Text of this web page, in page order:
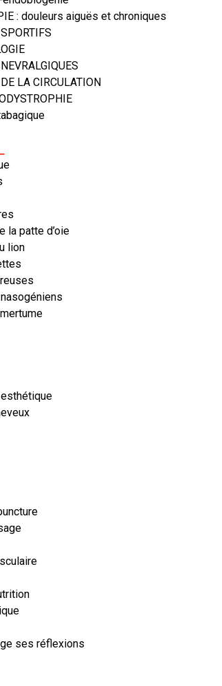
: douleurs aiguës et chroniques
LA CIRCULATION
la patte d’oie
lion
ses réflexions